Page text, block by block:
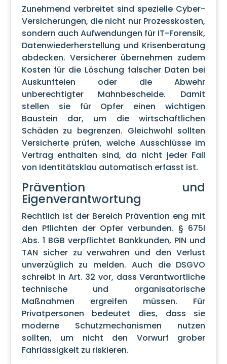
Zunehmend verbreitet sind spezielle Cyber-
Versicherungen, die nicht nur Prozesskosten,
sondern auch Aufwendungen für IT-Forensik,
Datenwiederherstellung und Krisenberatung
abdecken. Versicherer übernehmen zudem
Kosten für die Löschung falscher Daten bei
Auskunfteien oder die Abwehr
unberechtigter Mahnbescheide. Damit
stellen sie für Opfer einen wichtigen
Baustein dar, um die wirtschaftlichen
Schäden zu begrenzen. Gleichwohl sollten
Versicherte prüfen, welche Ausschlüsse im
Vertrag enthalten sind, da nicht jeder Fall
von Identitätsklau automatisch erfasst ist.
Prävention und
Eigenverantwortung
Rechtlich ist der Bereich Prävention eng mit
den Pflichten der Opfer verbunden. § 675l
Abs. 1 BGB verpflichtet Bankkunden, PIN und
TAN sicher zu verwahren und den Verlust
unverzüglich zu melden. Auch die DSGVO
schreibt in Art. 32 vor, dass Verantwortliche
technische und organisatorische
Maßnahmen ergreifen müssen. Für
Privatpersonen bedeutet dies, dass sie
moderne Schutzmechanismen nutzen
sollten, um nicht den Vorwurf grober
Fahrlässigkeit zu riskieren.